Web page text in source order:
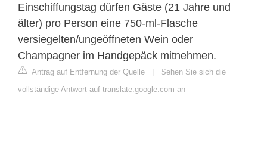
Einschiffungstag dürfen Gäste (21 Jahre und
älter) pro Person eine 750-ml-Flasche
versiegelten/ungeöffneten Wein oder
Champagner im Handgepäck mitnehmen.
Antrag auf Entfernung der Quelle | Sehen Sie sich die
vollständige Antwort auf translate.google.com an